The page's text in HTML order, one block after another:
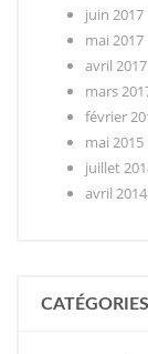
juin 2017
mai 2017
avril 2017
mars
février
mai 2015
juillet
avril 2014
CATÉGORIES